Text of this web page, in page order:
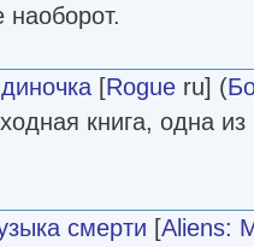
наоборот.
[Rogue ru] (
книга, одна из
смерти [Aliens: